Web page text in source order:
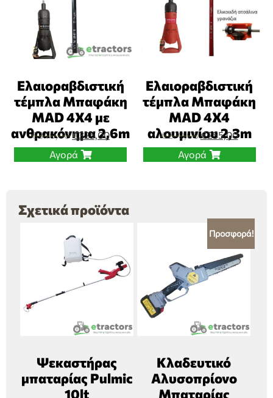
Ελαιοραβδιστική
τέμπλα Μπαφάκη
MAD 4Χ4 με
ανθρακόνημα 2,6m
€340,00€325,00
Αγορά
Ελαιοραβδιστική
τέμπλα Μπαφάκη
MAD 4Χ4
αλουμινίου 2,3m
€270,00€255,00
Αγορά
Σχετικά προϊόντα
Ψεκαστήρας
μπαταρίας Pulmic
10lt
Προσφορά!
Κλαδευτικό
Αλυσοπρίονο
Μπαταρίας